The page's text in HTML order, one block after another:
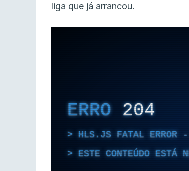
liga que já arrancou.